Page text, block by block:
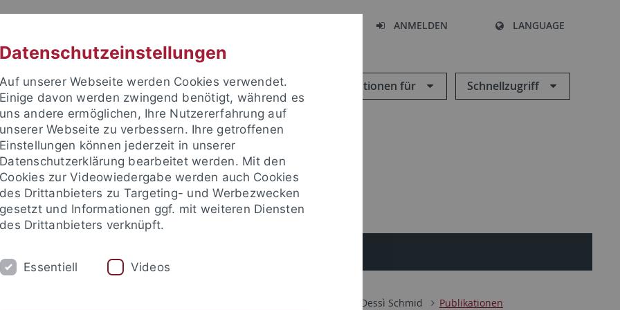
ANMELDEN LANGUAGE
Informationen für Schnellzugriff
Dessì Schmid Publikationen
Datenschutzeinstellungen
Auf unserer Webseite werden Cookies verwendet.
Einige davon werden zwingend benötigt, während es
uns andere ermöglichen, Ihre Nutzererfahrung auf
unserer Webseite zu verbessern. Ihre getroffenen
Einstellungen können jederzeit in unserer
Datenschutzerklärung bearbeitet werden. Mit den
Cookies zur Videowiedergabe werden auch Cookies
des Drittanbieters zu Targeting- und Werbezwecken
gesetzt und Informationen ggf. mit weiteren Diensten
des Drittanbieters verknüpft.
Essentiell Videos